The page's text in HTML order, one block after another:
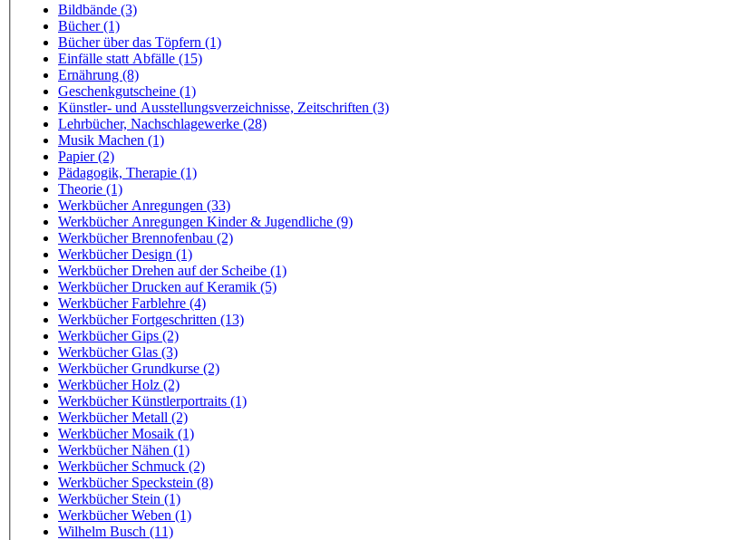
Bildbände (3)
Bücher (1)
Bücher über das Töpfern (1)
Einfälle statt Abfälle (15)
Ernährung (8)
Geschenkgutscheine (1)
Künstler- und Ausstellungsverzeichnisse, Zeitschriften (3)
Lehrbücher, Nachschlagewerke (28)
Musik Machen (1)
Papier (2)
Pädagogik, Therapie (1)
Theorie (1)
Werkbücher Anregungen (33)
Werkbücher Anregungen Kinder & Jugendliche (9)
Werkbücher Brennofenbau (2)
Werkbücher Design (1)
Werkbücher Drehen auf der Scheibe (1)
Werkbücher Drucken auf Keramik (5)
Werkbücher Farblehre (4)
Werkbücher Fortgeschritten (13)
Werkbücher Gips (2)
Werkbücher Glas (3)
Werkbücher Grundkurse (2)
Werkbücher Holz (2)
Werkbücher Künstlerportraits (1)
Werkbücher Metall (2)
Werkbücher Mosaik (1)
Werkbücher Nähen (1)
Werkbücher Schmuck (2)
Werkbücher Speckstein (8)
Werkbücher Stein (1)
Werkbücher Weben (1)
Wilhelm Busch (11)